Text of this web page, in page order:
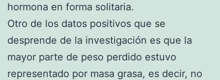
hormona en forma solitaria.
Otro de los datos positivos que se
desprende de la investigación es que la
mayor parte de peso perdido estuvo
representado por masa grasa, es decir, no